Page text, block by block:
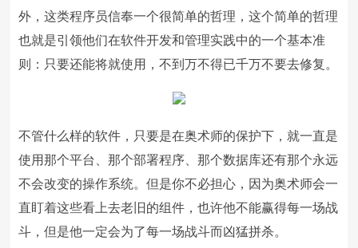
外，这类程序员信奉一个很简单的哲理，这个简单的哲理
也就是引领他们在软件开发和管理实践中的一个基本准
则：只要还能将就使用，不到万不得已千万不要去修复。
不管什么样的软件，只要是在奥术师的保护下，就一直是
使用那个平台、那个部署程序、那个数据库还有那个永远
不会改变的操作系统。但是你不必担心，因为奥术师会一
直盯着这些看上去老旧的组件，也许他不能赢得每一场战
斗，但是他一定会为了每一场战斗而凶猛拼杀。